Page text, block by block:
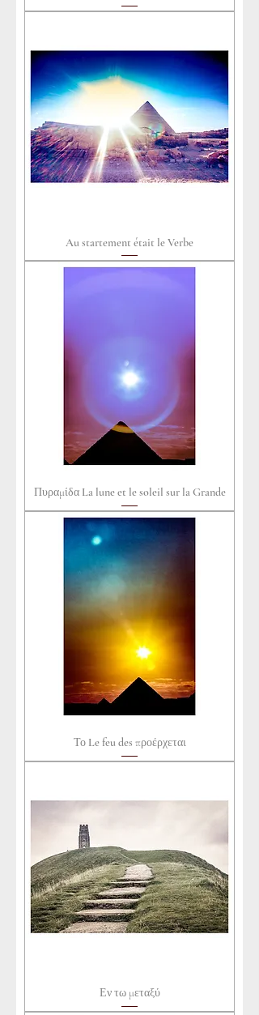
Au startement était le Verbe
Πυραμίδα La lune et le soleil sur la Grande
Το Le feu des προέρχεται
Εν τω μεταξύ